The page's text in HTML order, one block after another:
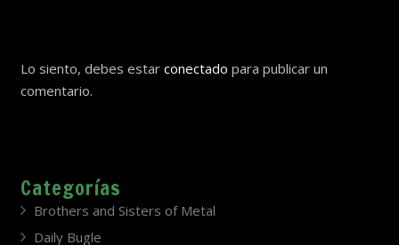
Lo siento, debes estar conectado para publicar un
comentario.
Categorías
Brothers and Sisters of Metal
Daily Bugle